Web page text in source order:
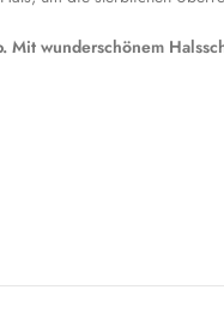
wunderschönem